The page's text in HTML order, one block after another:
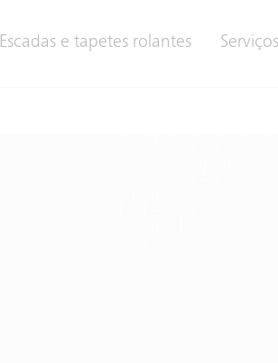
Escadas e tapetes rolantes Serviços